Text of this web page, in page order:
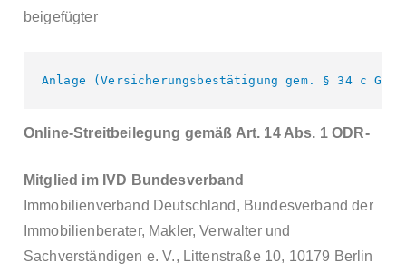
beigefügter
Anlage (Versicherungsbestätigung gem. § 34 c
Online-Streitbeilegung gemäß Art. 14 Abs. 1 ODR-
Mitglied im IVD Bundesverband
Immobilienverband Deutschland, Bundesverband der
Immobilienberater, Makler, Verwalter und
Sachverständigen e. V., Littenstraße 10, 10179 Berlin